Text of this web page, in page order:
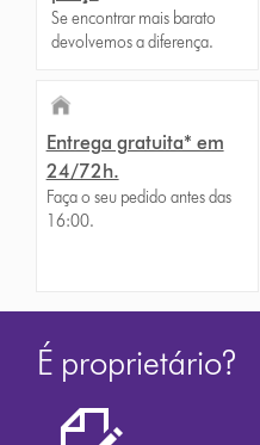
Se encontrar mais barato
devolvemos a diferença.
Entrega gratuita* em
24/72h.
Faça o seu pedido antes das
16:00.
É proprietário?